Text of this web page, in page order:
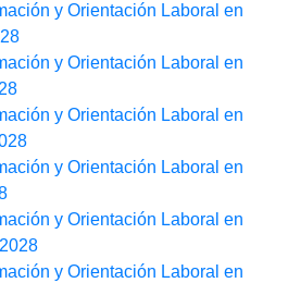
y Orientación Laboral en
y Orientación Laboral en
y Orientación Laboral en
y Orientación Laboral en
y Orientación Laboral en
y Orientación Laboral en